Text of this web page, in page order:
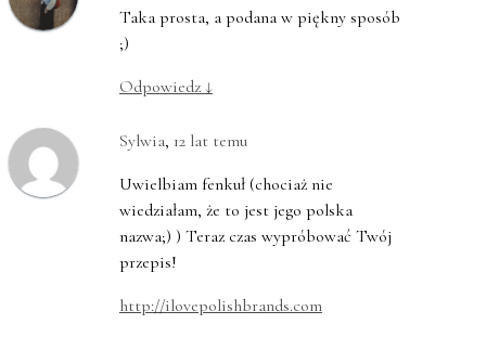
Taka prosta, a podana w piękny sposób
;)
Odpowiedz ↓
Sylwia, 12 lat temu
Uwielbiam fenkuł (chociaż nie
wiedziałam, że to jest jego polska
nazwa;) ) Teraz czas wypróbować Twój
przepis!
http://ilovepolishbrands.com